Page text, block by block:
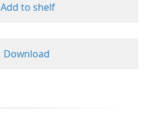
Add to shelf
Download